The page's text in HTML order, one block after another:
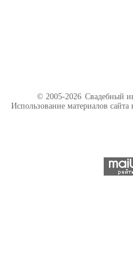
© 2005-2026 Свадебный
Использование материалов